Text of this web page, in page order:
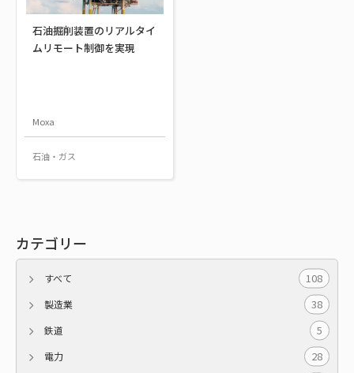
石油掘削装置のリアルタイ
ムリモート制御を実現
Moxa
石油・ガス
カテゴリー
すべて 108
製造業 38
鉄道 5
電力 28